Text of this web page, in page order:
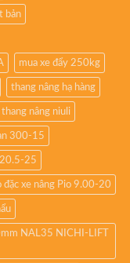
bản
mua xe đẩy 250kg
thang nâng hạ hàng
thang nâng niuli
300-15
20.5-25
đặc xe nâng Pio 9.00-20
NAL35 NICHI-LIFT